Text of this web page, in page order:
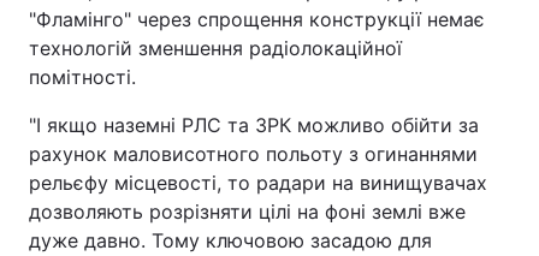
"Фламінго" через спрощення конструкції немає
технологій зменшення радіолокаційної
помітності.
"І якщо наземні РЛС та ЗРК можливо обійти за
рахунок маловисотного польоту з огинаннями
рельєфу місцевості, то радари на винищувачах
дозволяють розрізняти цілі на фоні землі вже
дуже давно. Тому ключовою засадою для